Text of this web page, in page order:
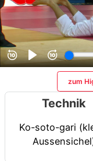
zum
Technik
Ko-soto-gari